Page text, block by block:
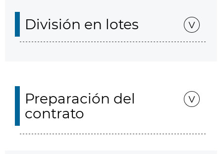
División en lotes
Preparación del
contrato